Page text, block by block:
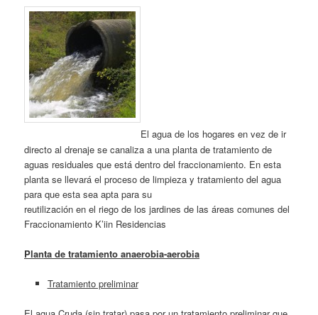
El agua de los hogares en vez de ir
directo al drenaje se canaliza a una planta de tratamiento de
aguas residuales que está dentro del fraccionamiento. En esta
planta se llevará el proceso de limpieza y tratamiento del agua
para que esta sea apta para su
reutilización en el riego de los jardines de las áreas comunes del
Fraccionamiento K’iin Residencias
Planta de tratamiento anaerobia-aerobia
Tratamiento preliminar